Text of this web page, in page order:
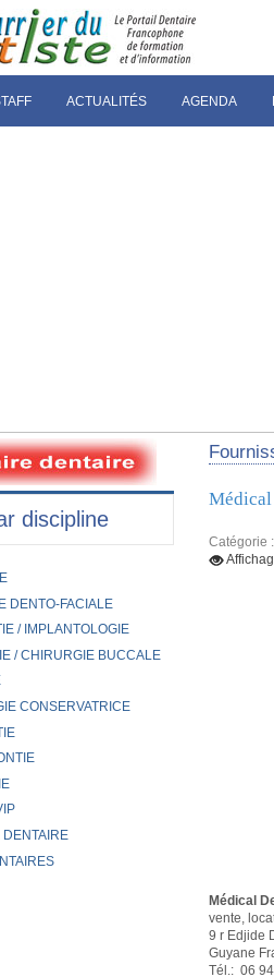
ACTUALITÉS AGENDA
Médical
Catégorie :
Médical
vente,
9 r Edjide
Guyane
Tél.: 06
discipline
DENTO-FACIALE
/ IMPLANTOLOGIE
/ CHIRURGIE BUCCALE
CONSERVATRICE
DENTAIRE